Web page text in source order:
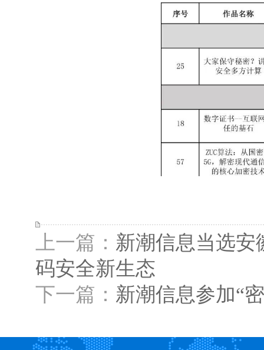
上一篇： 新潮信息当选安
码安全新生态
下一篇： 新潮信息参加“